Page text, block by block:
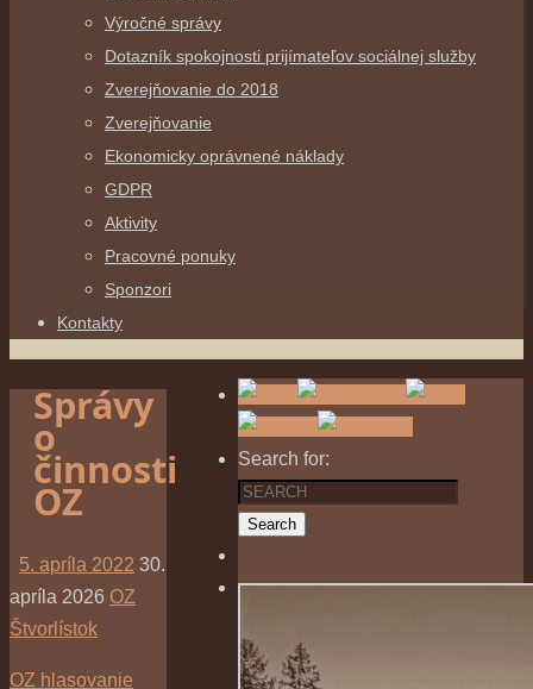
Výročné správy
Dotazník spokojnosti prijímateľov sociálnej služby
Zverejňovanie do 2018
Zverejňovanie
Ekonomicky oprávnené náklady
GDPR
Aktivity
Pracovné ponuky
Sponzori
Kontakty
Správy
o
činnosti
OZ
5. apríla 2022 30.
apríla 2026 OZ
Štvorlístok
OZ hlasovanie
Search for:
Search